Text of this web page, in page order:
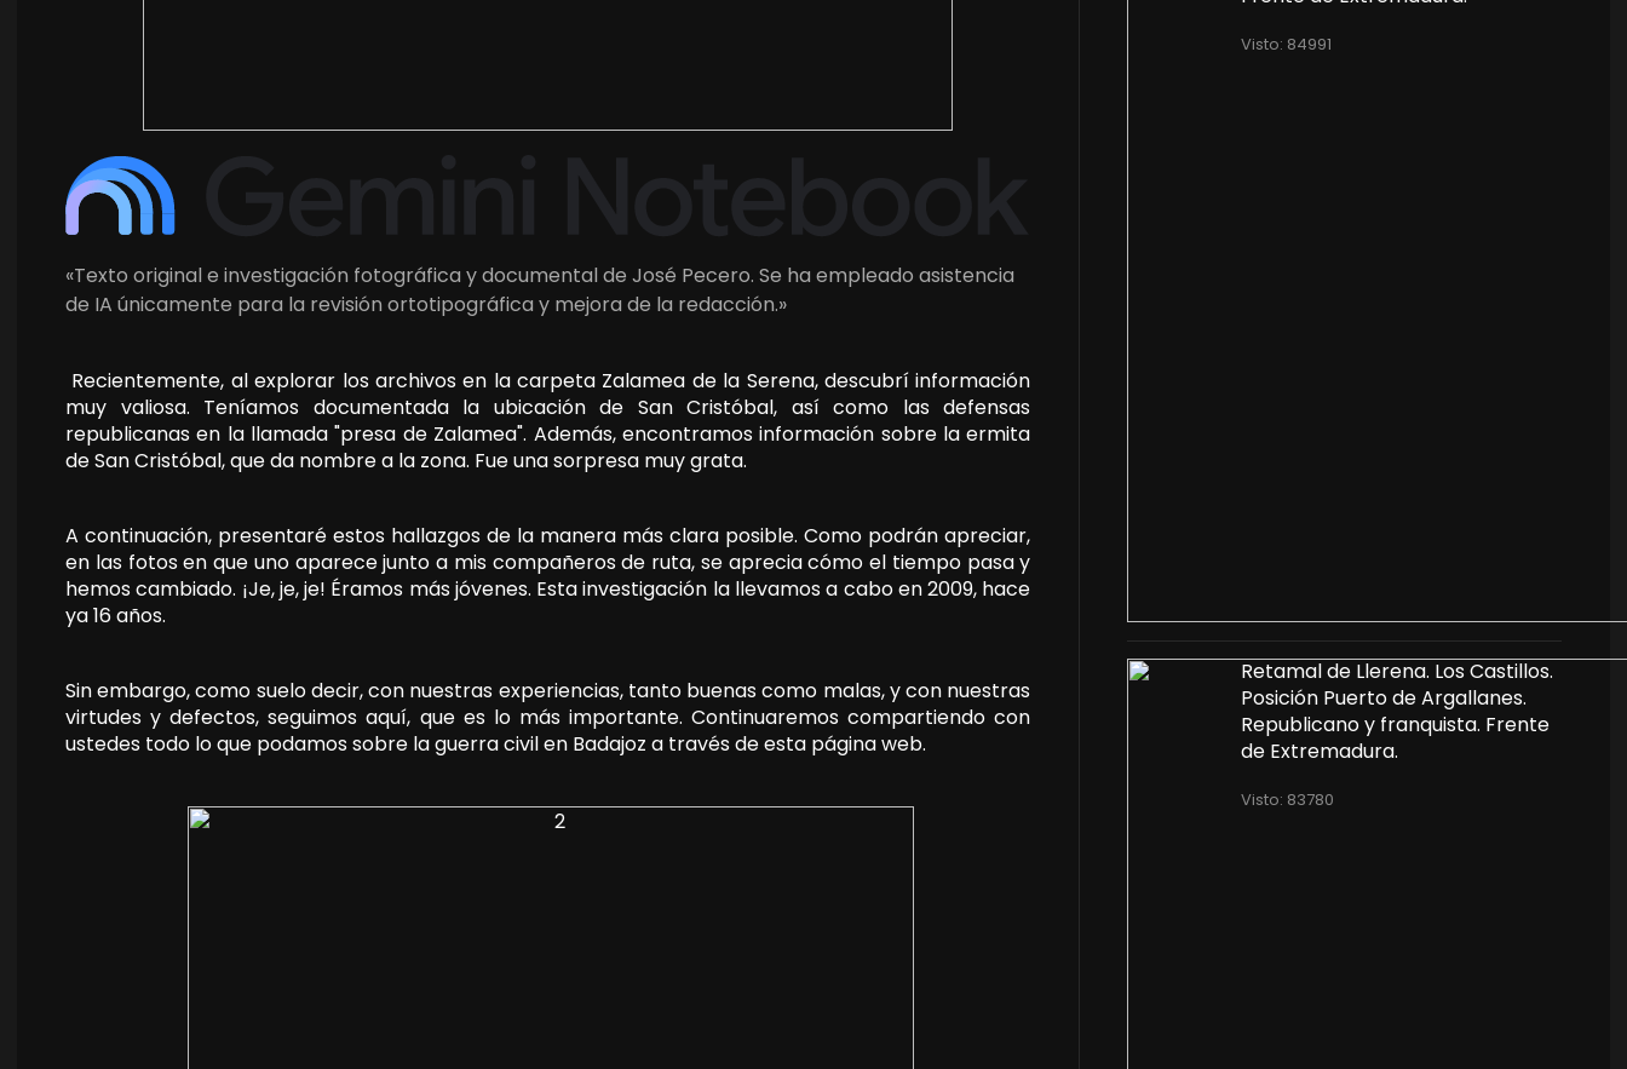
«Texto original e investigación fotográfica y documental de José Pecero. Se ha empleado asistencia
de IA únicamente para la revisión ortotipográfica y mejora de la redacción.»
Recientemente, al explorar los archivos en la carpeta Zalamea de la Serena, descubrí información
muy valiosa. Teníamos documentada la ubicación de San Cristóbal, así como las defensas
republicanas en la llamada "presa de Zalamea". Además, encontramos información sobre la ermita
de San Cristóbal, que da nombre a la zona. Fue una sorpresa muy grata.
A continuación, presentaré estos hallazgos de la manera más clara posible. Como podrán apreciar,
en las fotos en que uno aparece junto a mis compañeros de ruta, se aprecia cómo el tiempo pasa y
hemos cambiado. ¡Je, je, je! Éramos más jóvenes. Esta investigación la llevamos a cabo en 2009, hace
ya 16 años.
Sin embargo, como suelo decir, con nuestras experiencias, tanto buenas como malas, y con nuestras
virtudes y defectos, seguimos aquí, que es lo más importante. Continuaremos compartiendo con
ustedes todo lo que podamos sobre la guerra civil en Badajoz a través de esta página web.
Visto: 84991
Retamal de Llerena. Los Castillos.
Posición Puerto de Argallanes.
Republicano y franquista. Frente
de Extremadura.
Visto: 83780